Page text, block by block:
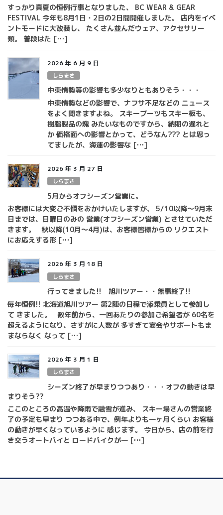
すっかり真夏の恒例行事となりました、 BC WEAR & GEAR
FESTIVAL 今年も8月1日・2日の2日間開催しました。 店内をイベ
ントモードに大改装し、 たくさん並んだウェア、アクセサリー
類。 普段はた […]
2026 年 6 月 9 日
しらまさ
中東情勢等の影響も多少なりともありそう・・・
中東情勢などの影響で、ナフサ不足などの ニュース
をよく聞きますよね。 スキーブーツもスキー板も、
樹脂製品の塊 みたいなものですから、納期の遅れと
か 価格面への影響とかって、どうなん??? とは思っ
てましたが、海運の影響な […]
2026 年 3 月 27 日
しらまさ
5月からオフシーズン営業に。
お客様には大変ご不憫をおかけいたしますが、 5/10以降～9月末
日までは、日曜日のみの 営業(オフシーズン営業) とさせていただ
きます。 秋以降(10月～4月)は、お客様皆様からの リクエスト
にお応えする形 […]
2026 年 3 月 18 日
しらまさ
行ってきました!! 旭川ツアー・・無事終了!!
毎年恒例!! 北海道旭川ツアー 第2陣の日程で添乗員として参加し
て きました。 数年前から、一回あたりの参加ご希望者が 60名を
超えるようになり、さすがに人数が 多すぎて宴会やサポートもま
まならなく なって […]
2026 年 3 月 1 日
しらまさ
シーズン終了が早まりつつあり・・・オフの動きは早
まりそう??
ここのところの高温や降雨で融雪が進み、 スキー場さんの営業終
了の予定も早まり つつある中で、例年よりも一ヶ月くらい お客様
の動きが早くなっているように 感じます。 今日から、店の前を行
き交うオートバイと ロードバイクが一 […]